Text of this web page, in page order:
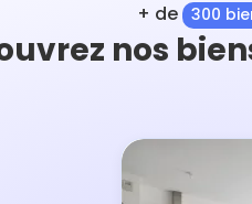
+ de 300
nos